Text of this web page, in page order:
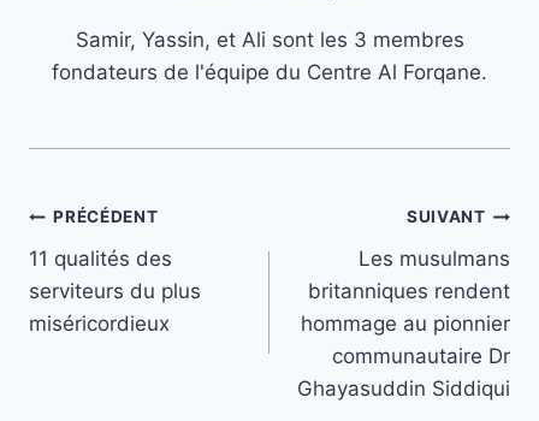
Samir, Yassin, et Ali sont les 3 membres
fondateurs de l'équipe du Centre Al Forqane.
Navigation
de
l’article
PRÉCÉDENT
11 qualités des
serviteurs du plus
miséricordieux
SUIVANT
Les musulmans
britanniques rendent
hommage au pionnier
communautaire Dr
Ghayasuddin Siddiqui